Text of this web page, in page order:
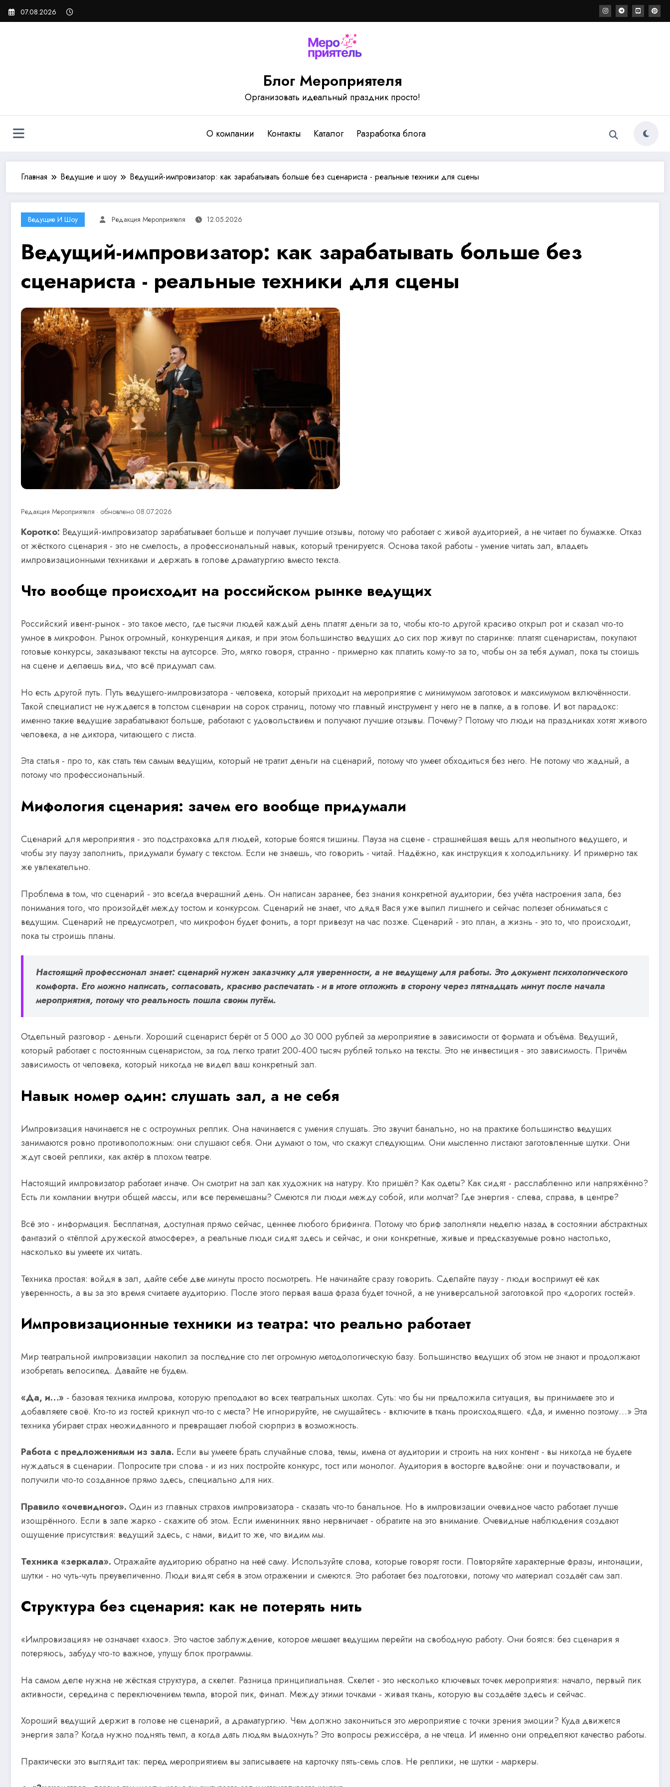
Перейти
07.08.2026
Блог Мероприятеля
Организовать идеальный праздник просто!
О компании Контакты Каталог Разработка блога
Главная Ведущие и шоу Ведущий-импровизатор: как зарабатывать больше без сценариста - реальные техники для сцены
Ведущие И Шоу Редакция Мероприятеля 12.05.2026
Ведущий-импровизатор: как зарабатывать больше без
сценариста - реальные техники для сцены
Редакция Мероприятеля · обновлено 08.07.2026
Коротко: Ведущий-импровизатор зарабатывает больше и получает лучшие отзывы, потому что работает с живой аудиторией, а не читает по бумажке. Отказ
от жёсткого сценария - это не смелость, а профессиональный навык, который тренируется. Основа такой работы - умение читать зал, владеть
импровизационными техниками и держать в голове драматургию вместо текста.
Что вообще происходит на российском рынке ведущих
Российский ивент-рынок - это такое место, где тысячи людей каждый день платят деньги за то, чтобы кто-то другой красиво открыл рот и сказал что-то
умное в микрофон. Рынок огромный, конкуренция дикая, и при этом большинство ведущих до сих пор живут по старинке: платят сценаристам, покупают
готовые конкурсы, заказывают тексты на аутсорсе. Это, мягко говоря, странно - примерно как платить кому-то за то, чтобы он за тебя думал, пока ты стоишь
на сцене и делаешь вид, что всё придумал сам.
Но есть другой путь. Путь ведущего-импровизатора - человека, который приходит на мероприятие с минимумом заготовок и максимумом включённости.
Такой специалист не нуждается в толстом сценарии на сорок страниц, потому что главный инструмент у него не в папке, а в голове. И вот парадокс:
именно такие ведущие зарабатывают больше, работают с удовольствием и получают лучшие отзывы. Почему? Потому что люди на праздниках хотят живого
человека, а не диктора, читающего с листа.
Эта статья - про то, как стать тем самым ведущим, который не тратит деньги на сценарий, потому что умеет обходиться без него. Не потому что жадный, а
потому что профессиональный.
Мифология сценария: зачем его вообще придумали
Сценарий для мероприятия - это подстраховка для людей, которые боятся тишины. Пауза на сцене - страшнейшая вещь для неопытного ведущего, и
чтобы эту паузу заполнить, придумали бумагу с текстом. Если не знаешь, что говорить - читай. Надёжно, как инструкция к холодильнику. И примерно так
же увлекательно.
Проблема в том, что сценарий - это всегда вчерашний день. Он написан заранее, без знания конкретной аудитории, без учёта настроения зала, без
понимания того, что произойдёт между тостом и конкурсом. Сценарий не знает, что дядя Вася уже выпил лишнего и сейчас полезет обниматься с
ведущим. Сценарий не предусмотрел, что микрофон будет фонить, а торт привезут на час позже. Сценарий - это план, а жизнь - это то, что происходит,
пока ты строишь планы.
Настоящий профессионал знает: сценарий нужен заказчику для уверенности, а не ведущему для работы. Это документ психологического
комфорта. Его можно написать, согласовать, красиво распечатать - и в итоге отложить в сторону через пятнадцать минут после начала
мероприятия, потому что реальность пошла своим путём.
Отдельный разговор - деньги. Хороший сценарист берёт от 5 000 до 30 000 рублей за мероприятие в зависимости от формата и объёма. Ведущий,
который работает с постоянным сценаристом, за год легко тратит 200-400 тысяч рублей только на тексты. Это не инвестиция - это зависимость. Причём
зависимость от человека, который никогда не видел ваш конкретный зал.
Навык номер один: слушать зал, а не себя
Импровизация начинается не с остроумных реплик. Она начинается с умения слушать. Это звучит банально, но на практике большинство ведущих
занимаются ровно противоположным: они слушают себя. Они думают о том, что скажут следующим. Они мысленно листают заготовленные шутки. Они
ждут своей реплики, как актёр в плохом театре.
Настоящий импровизатор работает иначе. Он смотрит на зал как художник на натуру. Кто пришёл? Как одеты? Как сидят - расслабленно или напряжённо?
Есть ли компании внутри общей массы, или все перемешаны? Смеются ли люди между собой, или молчат? Где энергия - слева, справа, в центре?
Всё это - информация. Бесплатная, доступная прямо сейчас, ценнее любого брифинга. Потому что бриф заполняли неделю назад в состоянии абстрактных
фантазий о «тёплой дружеской атмосфере», а реальные люди сидят здесь и сейчас, и они конкретные, живые и предсказуемые ровно настолько,
насколько вы умеете их читать.
Техника простая: войдя в зал, дайте себе две минуты просто посмотреть. Не начинайте сразу говорить. Сделайте паузу - люди воспримут её как
уверенность, а вы за это время считаете аудиторию. После этого первая ваша фраза будет точной, а не универсальной заготовкой про «дорогих гостей».
Импровизационные техники из театра: что реально работает
Мир театральной импровизации накопил за последние сто лет огромную методологическую базу. Большинство ведущих об этом не знают и продолжают
изобретать велосипед. Давайте не будем.
«Да, и…» - базовая техника импрова, которую преподают во всех театральных школах. Суть: что бы ни предложила ситуация, вы принимаете это и
добавляете своё. Кто-то из гостей крикнул что-то с места? Не игнорируйте, не смущайтесь - включите в ткань происходящего. «Да, и именно поэтому…» Эта
техника убирает страх неожиданного и превращает любой сюрприз в возможность.
Работа с предложениями из зала. Если вы умеете брать случайные слова, темы, имена от аудитории и строить на них контент - вы никогда не будете
нуждаться в сценарии. Попросите три слова - и из них постройте конкурс, тост или монолог. Аудитория в восторге вдвойне: они и поучаствовали, и
получили что-то созданное прямо здесь, специально для них.
Правило «очевидного». Один из главных страхов импровизатора - сказать что-то банальное. Но в импровизации очевидное часто работает лучше
изощрённого. Если в зале жарко - скажите об этом. Если именинник явно нервничает - обратите на это внимание. Очевидные наблюдения создают
ощущение присутствия: ведущий здесь, с нами, видит то же, что видим мы.
Техника «зеркала». Отражайте аудиторию обратно на неё саму. Используйте слова, которые говорят гости. Повторяйте характерные фразы, интонации,
шутки - но чуть-чуть преувеличенно. Люди видят себя в этом отражении и смеются. Это работает без подготовки, потому что материал создаёт сам зал.
Структура без сценария: как не потерять нить
«Импровизация» не означает «хаос». Это частое заблуждение, которое мешает ведущим перейти на свободную работу. Они боятся: без сценария я
потеряюсь, забуду что-то важное, упущу блок программы.
На самом деле нужна не жёсткая структура, а скелет. Разница принципиальная. Скелет - это несколько ключевых точек мероприятия: начало, первый пик
активности, середина с переключением темпа, второй пик, финал. Между этими точками - живая ткань, которую вы создаёте здесь и сейчас.
Хороший ведущий держит в голове не сценарий, а драматургию. Чем должно закончиться это мероприятие с точки зрения эмоции? Куда движется
энергия зала? Когда нужно поднять темп, а когда дать людям выдохнуть? Это вопросы режиссёра, а не чтеца. И именно они определяют качество работы.
Практически это выглядит так: перед мероприятием вы записываете на карточку пять-семь слов. Не реплики, не шутки - маркеры.